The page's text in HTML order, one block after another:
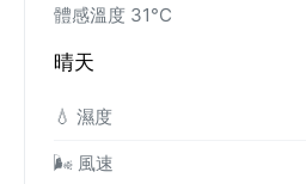
體感溫度 31°C
晴天
💧 濕度
🌬️ 風速